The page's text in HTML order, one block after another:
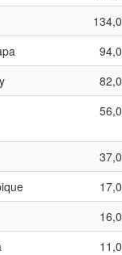
134,0
94,0
82,0
56,0
37,0
17,0
16,0
11,0